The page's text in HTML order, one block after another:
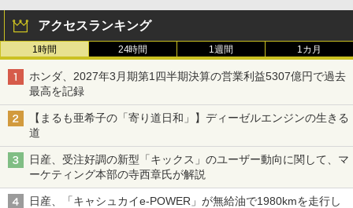
アクセスランキング
1時間 24時間 1週間 1カ月
ホンダ、2027年3月期第1四半期決算の営業利益5307億円で過去
最高を記録
【まるも亜希子の「寄り道日和」】ディーゼルエンジンの生きる
道
日産、受注好調の新型「キックス」のユーザー動向に関して、マ
ーケティング本部の寺西章氏が解説
日産、「キャシュカイe-POWER」が無給油で1980kmを走行し